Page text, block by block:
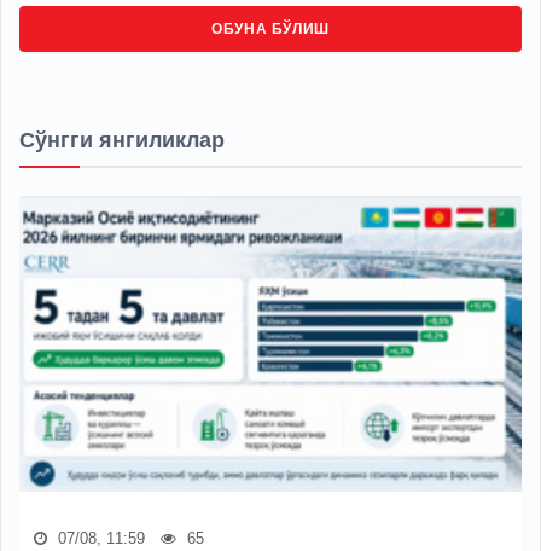
ОБУНА БЎЛИШ
Сўнгги янгиликлар
07/08, 11:59 65